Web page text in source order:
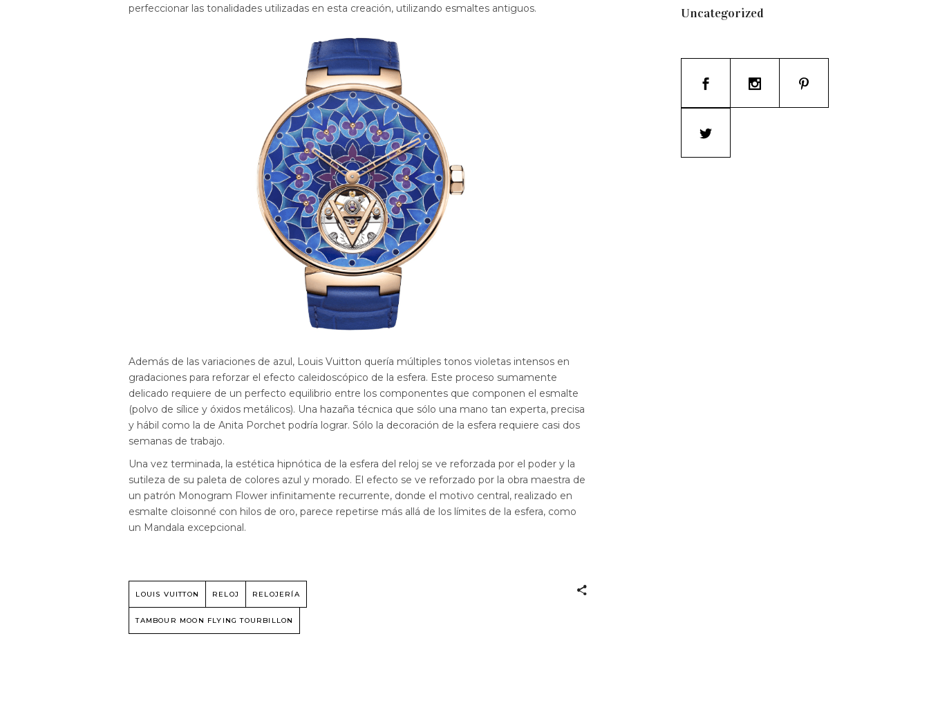
perfeccionar las tonalidades utilizadas en esta creación, utilizando esmaltes antiguos.
Además de las variaciones de azul, Louis Vuitton quería múltiples tonos violetas intensos en
gradaciones para reforzar el efecto caleidoscópico de la esfera. Este proceso sumamente
delicado requiere de un perfecto equilibrio entre los componentes que componen el esmalte
(polvo de sílice y óxidos metálicos). Una hazaña técnica que sólo una mano tan experta, precisa
y hábil como la de Anita Porchet podría lograr. Sólo la decoración de la esfera requiere casi dos
semanas de trabajo.
Una vez terminada, la estética hipnótica de la esfera del reloj se ve reforzada por el poder y la
sutileza de su paleta de colores azul y morado. El efecto se ve reforzado por la obra maestra de
un patrón Monogram Flower infinitamente recurrente, donde el motivo central, realizado en
esmalte cloisonné con hilos de oro, parece repetirse más allá de los límites de la esfera, como
un Mandala excepcional.
LOUIS VUITTON RELOJ RELOJERÍA
TAMBOUR MOON FLYING TOURBILLON
Uncategorized